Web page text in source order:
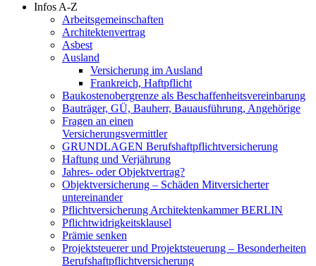
Infos A-Z
Arbeitsgemeinschaften
Architektenvertrag
Asbest
Ausland
Versicherung im Ausland
Frankreich, Haftpflicht
Baukostenobergrenze als Beschaffenheits­vereinbarung
Bauträger, GÜ, Bauherr, Bauausführung, Angehörige
Fragen an einen
Versicherungsvermittler
GRUNDLAGEN Berufshaftpflichtversicherung
Haftung und Verjährung
Jahres- oder Objektvertrag?
Objektversicherung – Schäden Mitversicherter
untereinander
Pflichtversicherung Architektenkammer BERLIN
Pflichtwidrigkeitsklausel
Prämie senken
Projektsteuerer und Projektsteuerung – Besonderheiten
Berufshaftpflichtversicherung